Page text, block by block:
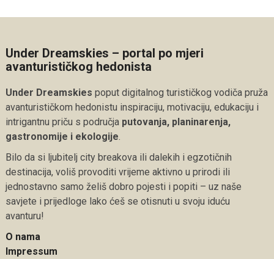
Under Dreamskies – portal po mjeri
avanturističkog hedonista
Under Dreamskies poput digitalnog turističkog vodiča pruža
avanturističkom hedonistu inspiraciju, motivaciju, edukaciju i
intrigantnu priču s područja putovanja, planinarenja,
gastronomije i ekologije.
Bilo da si ljubitelj city breakova ili dalekih i egzotičnih
destinacija, voliš provoditi vrijeme aktivno u prirodi ili
jednostavno samo želiš dobro pojesti i popiti – uz naše
savjete i prijedloge lako ćeš se otisnuti u svoju iduću
avanturu!
O nama
Impressum